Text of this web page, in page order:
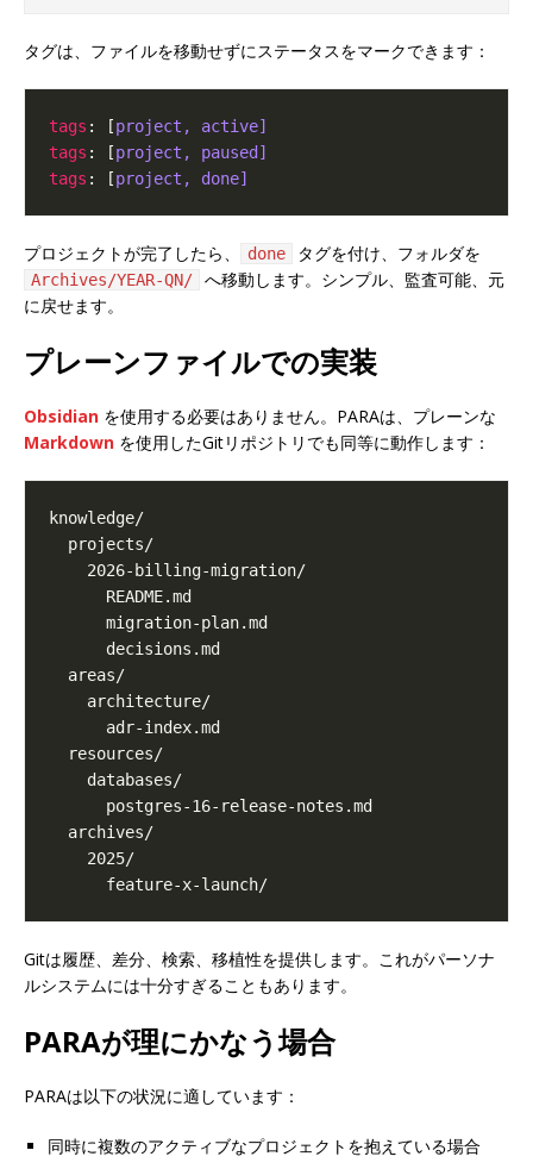
タグは、ファイルを移動せずにステータスをマークできます：
tags : [project, active]
tags : [project, paused]
tags : [project, done]
プロジェクトが完了したら、 done タグを付け、フォルダを
Archives/YEAR-QN/
へ移動します。シンプル、監査可能、元
に戻せます。
プレーンファイルでの実装
Obsidian を使用する必要はありません。PARAは、プレーンな
Markdown を使用したGitリポジトリでも同等に動作します：
Gitは履歴、差分、検索、移植性を提供します。これがパーソナ
ルシステムには十分すぎることもあります。
PARAが理にかなう場合
PARAは以下の状況に適しています：
同時に複数のアクティブなプロジェクトを抱えている場合